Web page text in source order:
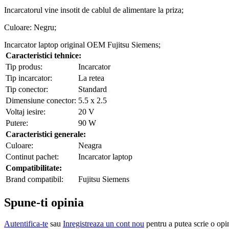
Incarcatorul vine insotit de cablul de alimentare la priza;
Culoare: Negru;
Incarcator laptop original OEM Fujitsu Siemens;
Caracteristici tehnice:
Tip produs:
Incarcator
Tip incarcator:
La retea
Tip conector:
Standard
Dimensiune conector: 5.5 x 2.5
Voltaj iesire:
20 V
Putere:
90 W
Caracteristici generale:
Culoare:
Neagra
Continut pachet:
Incarcator laptop
Compatibilitate:
Brand compatibil:
Fujitsu Siemens
Spune-ti opinia
Autentifica-te sau Inregistreaza un cont nou pentru a putea scrie o